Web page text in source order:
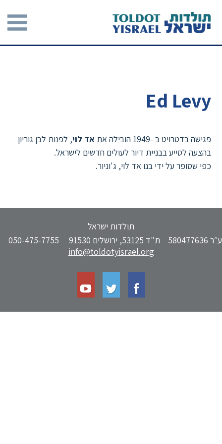
Ed Levy
פגישה בדטרויט ב -1949 הובילה את אד לוי, לפנות לבן גוריון
בהצעה לסייע בבניית דיור לעולים חדשים לישראל.
כפי שסופר על ידי בנו אד לוי, ג'וניור.
תולדות ישראל
ע״ר 580477636 ת"ד 53125, ירושלים 91530
050-475-7755
info@toldotyisrael.org